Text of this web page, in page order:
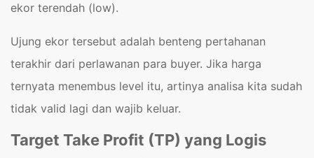
ekor terendah (low).
Ujung ekor tersebut adalah benteng pertahanan
terakhir dari perlawanan para buyer. Jika harga
ternyata menembus level itu, artinya analisa kita sudah
tidak valid lagi dan wajib keluar.
Target Take Profit (TP) yang Logis